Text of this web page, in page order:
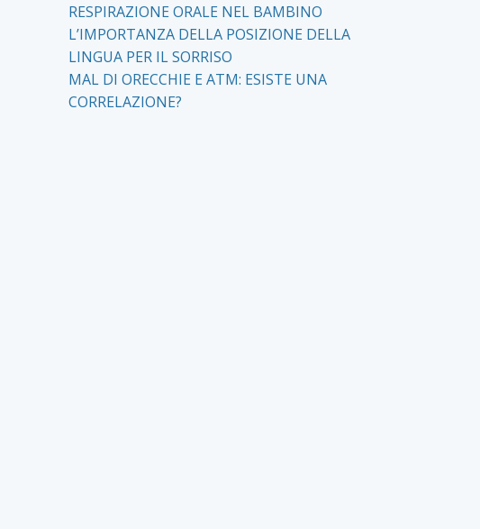
RESPIRAZIONE ORALE NEL BAMBINO
L’IMPORTANZA DELLA POSIZIONE DELLA
LINGUA PER IL SORRISO
MAL DI ORECCHIE E ATM: ESISTE UNA
CORRELAZIONE?